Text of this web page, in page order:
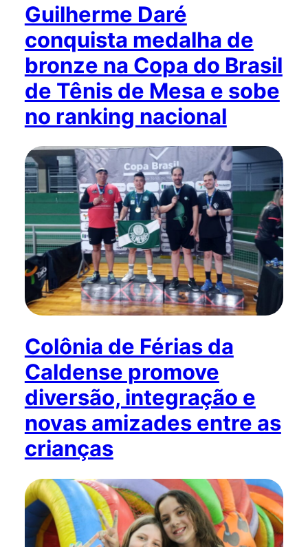
Guilherme Daré
conquista medalha de
bronze na Copa do Brasil
de Tênis de Mesa e sobe
no ranking nacional
Colônia de Férias da
Caldense promove
diversão, integração e
novas amizades entre as
crianças